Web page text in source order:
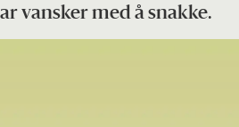
vansker med å snakke.